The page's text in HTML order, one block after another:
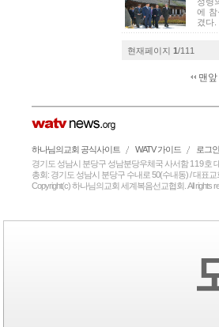
에 참
겼다.
현재페이지 1/111
맨앞
하나님의교회 공식사이트 WATV 가이드 로그인
경기도 성남시 분당구 성남분당우체국 사서함119호
총회: 경기도 성남시 분당구 수내로 50(수내동) / 대표
Copyright(c) 하나님의교회 세계복음선교협회. All rights